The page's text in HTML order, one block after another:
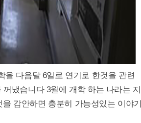
을 다음달 6일로 연기로 한것을 관련
냈습니다 3월에 개학 하는 나라는 지
감안하면 충분히 가능성있는 이야기